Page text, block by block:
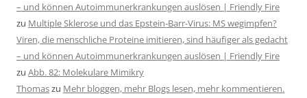
– und können Autoimmunerkrankungen auslösen | Friendly Fire
zu Multiple Sklerose und das Epstein-Barr-Virus: MS wegimpfen?
Viren, die menschliche Proteine imitieren, sind häufiger als gedacht
– und können Autoimmunerkrankungen auslösen | Friendly Fire
zu Abb. 82: Molekulare Mimikry
Thomaszu Mehr bloggen, mehr Blogs lesen, mehr kommentieren.